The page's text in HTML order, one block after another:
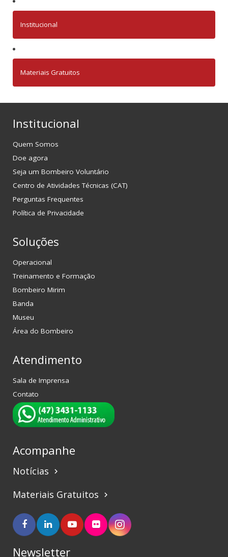
Institucional
Materiais Gratuitos
Institucional
Quem Somos
Doe agora
Seja um Bombeiro Voluntário
Centro de Atividades Técnicas (CAT)
Perguntas Frequentes
Política de Privacidade
Soluções
Operacional
Treinamento e Formação
Bombeiro Mirim
Banda
Museu
Área do Bombeiro
Atendimento
Sala de Imprensa
Contato
Acompanhe
Notícias keyboard_arrow_right
Materiais Gratuitos keyboard_arrow_right
Newsletter